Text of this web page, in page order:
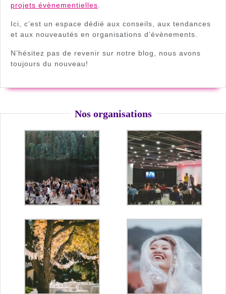
projets évènementielles
Ici, c’est un espace dédié aux conseils, aux tendances
et aux nouveautés en organisations d’évènements.
N’hésitez pas de revenir sur notre blog, nous avons
toujours du nouveau!
Nos organisations